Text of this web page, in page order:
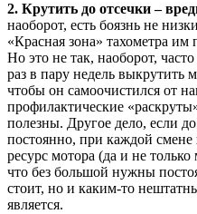
2. Крутить до отсечки –
наоборот, есть боязнь не
«Красная зона» тахометра им
Но это не так, наоборот,
раз в пару недель выкрутить
чтобы он самоочистился от
профилактические
полезны. Другое дело, если
постоянно, при каждой смене
ресурс мотора (да и не
что без большой нужны
стоит, но и каким-то
является.